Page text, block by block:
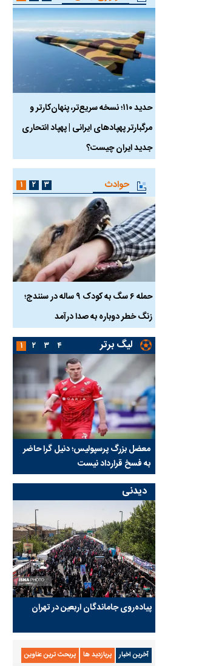
حدید ۱۱۰؛ نسخه سریع‌تر، پنهان‌کارتر و
مرگبارتر پهپادهای ایرانی | پهپاد انتحاری
جدید ایران چیست؟
حوادث
حمله ۶ سگ به کودک ۹ ساله در سنندج؛
زنگ خطر دوباره به صدا درآمد
۱ ۲ ۳
لیگ برتر
معضل بزرگ پرسپولیس؛ دنیل گرا حاضر
به فسخ قرارداد نیست
۱ ۲ ۳ ۴
دیدنی
پیاده‌روی جاماندگان اربعین در تهران
آخرین اخبار پربازدید ها پربحث ترین عناوین